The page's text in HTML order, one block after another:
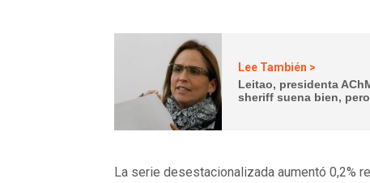
Lee También >
Leitao, presidenta
sheriff suena bien,
La serie desestacionalizada aumentó 0,2%